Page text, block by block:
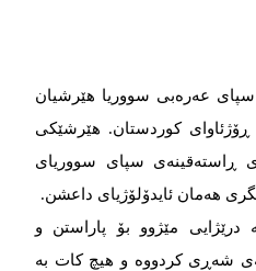
سپای عەرەبی سووریا هێرشیان
کوردستان. هێرشێکی
ڕاستەقینەی سپای سووریای
هەمان ئایدۆلۆژیای داعشن.
درێژایی مێژوو بۆ پاراستن و
شەڕی کردووە و هیچ کات بە